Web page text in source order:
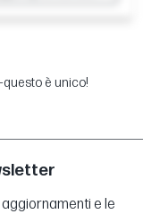
è unico!
e le